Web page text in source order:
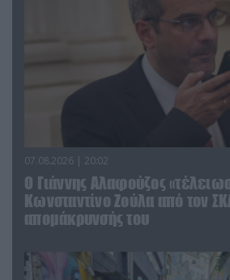
07.08.2026 | 20:02
Ο Γιάννης Αλαφούζος
Κωνσταντίνο Ζούλα από τον
απομάκρυνσής του